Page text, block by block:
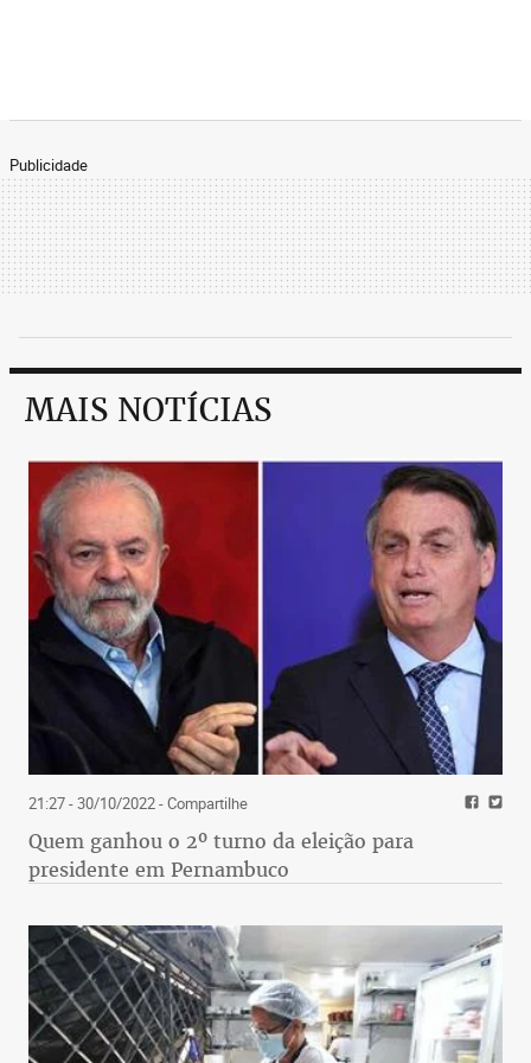
Ao ouvir Fábio, e certamente imbuído de algum
raro espírito natalino, pensei em quantas bolas
entraram no meu gol em 2018. Foram tantas e tão
variadas, que eu ia buscar uma lá dentro, e nem
não sei de onde aparecia. Em 2018, não houve um
ser humano sobre a Terra que não tenha ganhado o
sobrenome de Fábio de Costas: José de Costas,
Maria de Costas, Alfredo de Costas, Frederico de
Costas.
se abre. Bombardeados na retaguarda, ganhamos o
direito de falar com Deus. Precisamos cooptá-lo
imediatamente. Para que Tardelli, se podemos ter
Deus? Dois novos zagueiros? Que nada, só Deus na
causa. No horóscopo chinês, 2019 é o Ano do Porco.
Publicidade
MAIS NOTÍCIAS
21:27 - 30/10/2022- Compartilhe
Quem ganhou o 2º turno da eleição para
presidente em Pernambuco